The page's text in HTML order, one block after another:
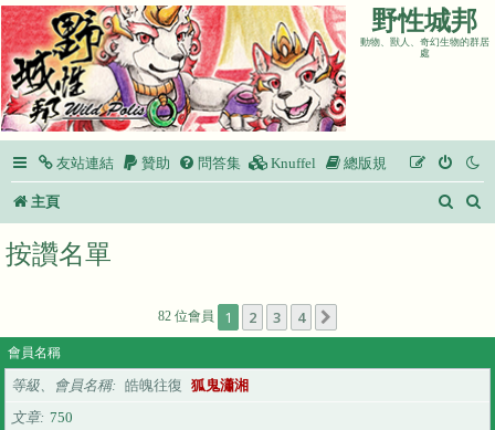
野性城邦
動物、獸人、奇幻生物的群居
處
友站連結 贊助 問答集 Knuffel 總版規
主頁
搜
按讚名單
82 位會員 1 2 3 4
會員名稱
等級、會員名稱 皓魄往復 狐鬼瀟湘
文章 750